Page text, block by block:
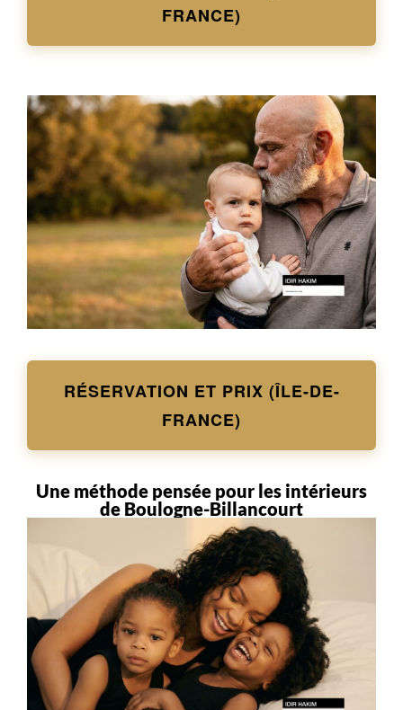
FRANCE)
RÉSERVATION ET PRIX (ÎLE-DE-
FRANCE)
Une méthode pensée pour les intérieurs
de Boulogne-Billancourt